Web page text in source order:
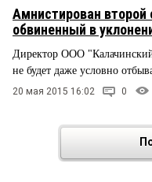
Амнистирован
обвиненный в
Директор ООО
не будет даже условно
20 мая 2015 16:02 0